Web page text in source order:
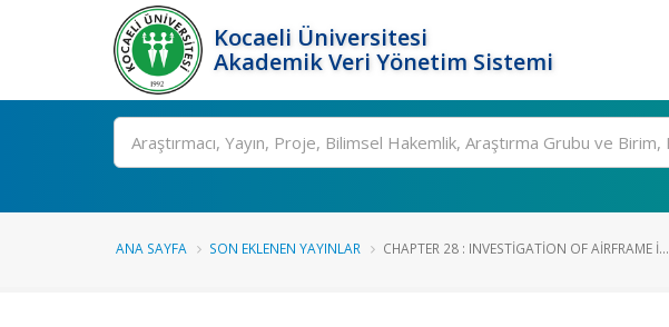
Kocaeli Üniversitesi
Akademik Veri Yönetim Sistemi
Ara
ANA SAYFA SON EKLENEN YAYINLAR CHAPTER 28 : INVESTIGATION OF AIRFRAME I...